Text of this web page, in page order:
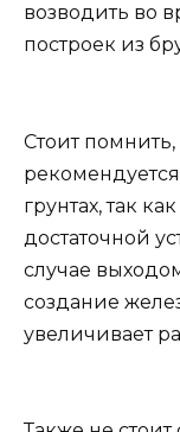
возводить во
построек из
Стоит
грунтах, так
достаточной
случае
создание
увеличивает